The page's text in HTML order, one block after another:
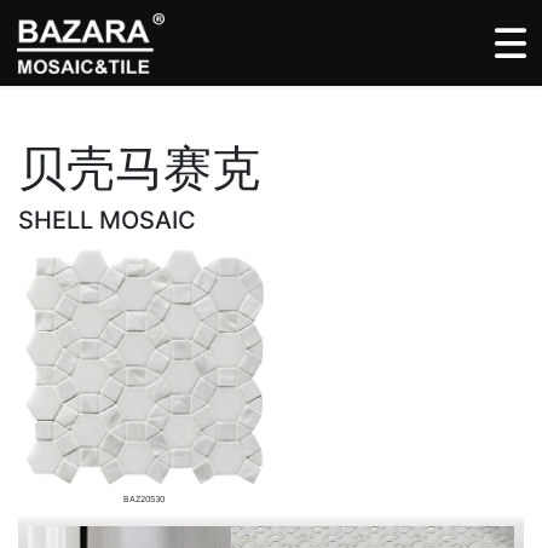
贝壳马赛克
SHELL MOSAIC
BAZ20S30